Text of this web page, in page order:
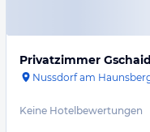
Privatzimmer
Nussdorf am
Keine Hotelbewertungen